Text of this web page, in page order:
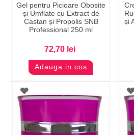
Gel pentru Picioare Obosite
și Umflate cu Extract de
Castan și Propolis SNB
Professional 250 ml
72,70 lei
Adauga in cos
și